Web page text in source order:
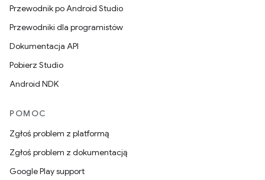
Przewodnik po Android Studio
Przewodniki dla programistów
Dokumentacja API
Pobierz Studio
Android NDK
POMOC
Zgłoś problem z platformą
Zgłoś problem z dokumentacją
Google Play support